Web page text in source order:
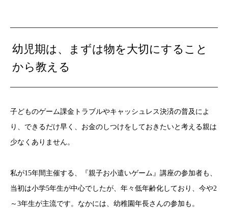
幼児期は、まずは物を大切にすること
から教える
子どものゲーム課金トラブルやキャッシュレス決済の普及によ
り、できるだけ早く、お金のしつけをしておきたいと考える親は
少なくありません。
私が15年間主催する、『親子お小遣いゲーム』講座の参加者も、
当初は小学5年生が中心でしたが、年々低年齢化しており、今や2
～3年生が主流です。なかには、幼稚園年長さんの参加も。